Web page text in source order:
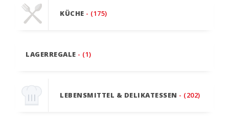
KÜCHE - (175)
LAGERREGALE - (1)
LEBENSMITTEL & DELIKATESSEN - (202)